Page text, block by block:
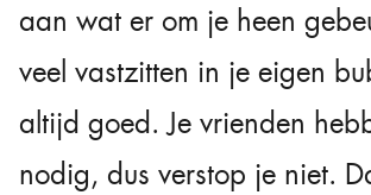
aan wat er om je heen
veel vastzitten in je eigen
altijd goed. Je vrienden
nodig, dus verstop je niet.